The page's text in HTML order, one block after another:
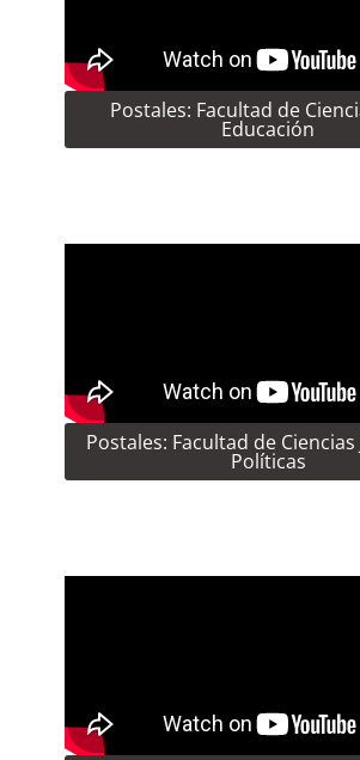
Postales: Facultad de
Educación
Postales: Facultad de Ciencias
Políticas